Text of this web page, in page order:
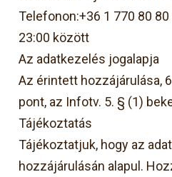
Telefonon:+36 1 770 80
23:00 között
Az adatkezelés jogalapja
Az érintett hozzájárulása,
pont, az Infotv. 5. § (1)
Tájékoztatás
Tájékoztatjuk, hogy az
hozzájárulásán alapul.